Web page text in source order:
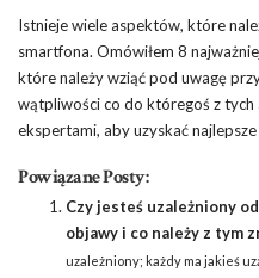
Istnieje wiele aspektów, które
smartfona. Omówiłem 8
które należy wziąć pod uwagę
wątpliwości co do któregoś z
ekspertami, aby uzyskać najlepsze
Powiązane Posty:
Czy jesteś uzależniony
objawy i co należy z tym
uzależniony; każdy ma jakieś